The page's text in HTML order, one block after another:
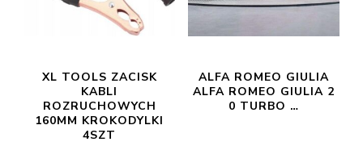
XL TOOLS ZACISK
KABLI
ROZRUCHOWYCH
160MM KROKODYLKI
4SZT
ALFA ROMEO GIULIA
ALFA ROMEO GIULIA 2
0 TURBO …